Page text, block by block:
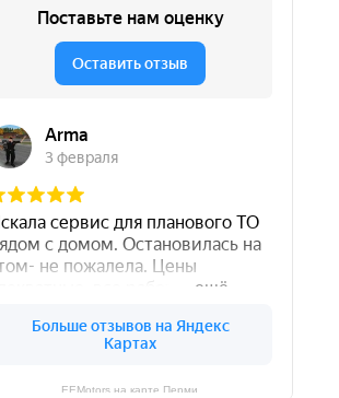
EEMotors на карте Перми